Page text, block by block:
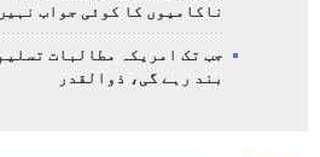
ناکامیوں کا کوئی جواب
جب تک امریکہ مطالبات
بند رہے گی، ذوالقدر